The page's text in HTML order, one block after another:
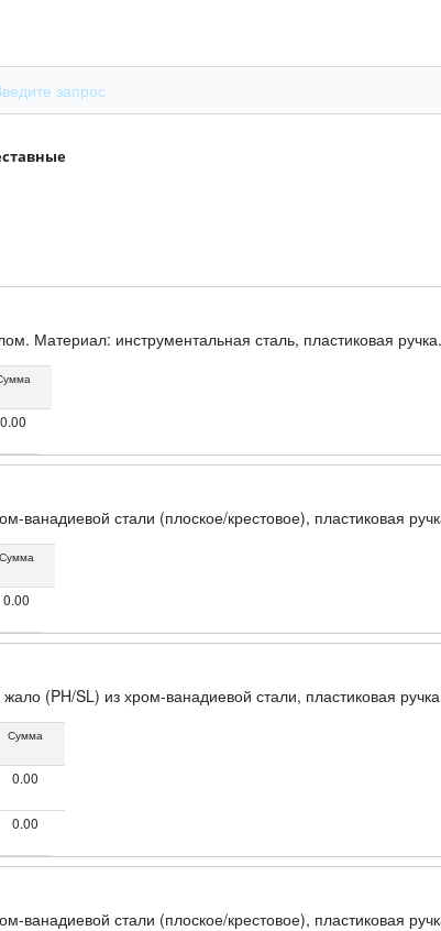
Материал: инструментальная сталь, пластиковая ручка.
0.00
ванадиевой стали (плоское/крестовое), пластиковая
Сумма
0.00
(PH/SL) из хром-ванадиевой стали, пластиковая
Сумма
0.00
0.00
ванадиевой стали (плоское/крестовое), пластиковая